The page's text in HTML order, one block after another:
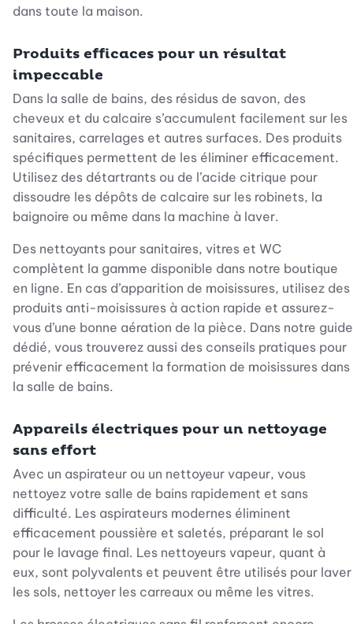
dans toute la maison.
Produits efficaces pour un résultat
impeccable
Dans la salle de bains, des résidus de savon, des
cheveux et du calcaire s’accumulent facilement sur les
sanitaires, carrelages et autres surfaces. Des produits
spécifiques permettent de les éliminer efficacement.
Utilisez des détartrants ou de l’acide citrique pour
dissoudre les dépôts de calcaire sur les robinets, la
baignoire ou même dans la machine à laver.
Des nettoyants pour sanitaires, vitres et WC
complètent la gamme disponible dans notre boutique
en ligne. En cas d’apparition de moisissures, utilisez des
produits anti-moisissures à action rapide et assurez-
vous d’une bonne aération de la pièce. Dans notre guide
dédié, vous trouverez aussi des conseils pratiques pour
prévenir efficacement la formation de moisissures dans
la salle de bains.
Appareils électriques pour un nettoyage
sans effort
Avec un aspirateur ou un nettoyeur vapeur, vous
nettoyez votre salle de bains rapidement et sans
difficulté. Les aspirateurs modernes éliminent
efficacement poussière et saletés, préparant le sol
pour le lavage final. Les nettoyeurs vapeur, quant à
eux, sont polyvalents et peuvent être utilisés pour laver
les sols, nettoyer les carreaux ou même les vitres.